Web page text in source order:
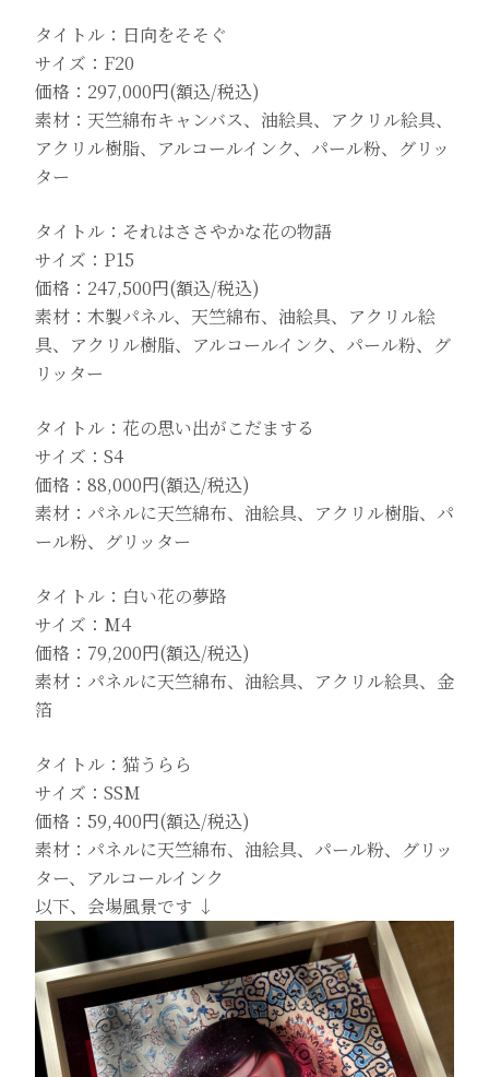
タイトル：日向をそそぐ
サイズ：F20
価格：297,000円(額込/税込)
素材：天竺綿布キャンバス、油絵具、アクリル絵具、
アクリル樹脂、アルコールインク、パール粉、グリッ
ター
タイトル：それはささやかな花の物語
サイズ：P15
価格：247,500円(額込/税込)
素材：木製パネル、天竺綿布、油絵具、アクリル絵
具、アクリル樹脂、アルコールインク、パール粉、グ
リッター
タイトル：花の思い出がこだまする
サイズ：S4
価格：88,000円(額込/税込)
素材：パネルに天竺綿布、油絵具、アクリル樹脂、パ
ール粉、グリッター
タイトル：白い花の夢路
サイズ：M4
価格：79,200円(額込/税込)
素材：パネルに天竺綿布、油絵具、アクリル絵具、金
箔
タイトル：猫うらら
サイズ：SSM
価格：59,400円(額込/税込)
素材：パネルに天竺綿布、油絵具、パール粉、グリッ
ター、アルコールインク
以下、会場風景です ↓